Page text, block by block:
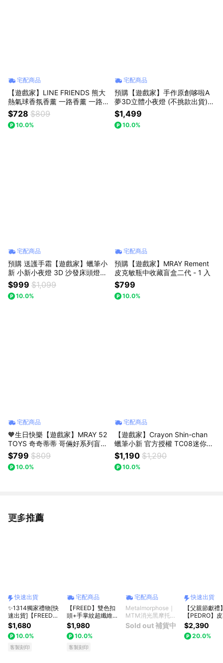
宅配商品
【遊戲家】LINE FRIENDS 熊大
熱氣球香氛香薰 一路香薰 一路
相伴香氛 UG
$728 $809
10.0%
宅配商品
預購【遊戲家】手作原創哆啦A
夢3D立體小夜燈 (不挑款出貨)
贈精美贈品G8
$1,499
10.0%
宅配商品
預購 送護手霜【遊戲家】蠟筆小
新 小新小夜燈 3D 沙發床頭燈
蠟筆小新床頭燈 (盲盒顏色隨機
出貨) 生日快樂
$999 $1,099
10.0%
宅配商品
預購【遊戲家】MRAY Rement
皮克敏瓶中收藏盲盒二代 - 1 入
$799
10.0%
宅配商品
🧡生日快樂【遊戲家】MRAY 52
TOYS 奇奇蒂蒂 哥倆好系列盲盒
送精美贈品G2
$799 $809
10.0%
宅配商品
【遊戲家】Crayon Shin-chan
蠟筆小新 官方授權 TC08迷你數
位相機-黃色/紅色/綠色
$1,190 $1,290
10.0%
更多推薦
看更多
快速出貨
✨1314獨家禮物[快
速出貨]【FREED】
商務休閒頭層牛皮皮
帶 多款可選 送禮自
選 客製化刻字 生日
禮物 送禮推薦 男生
禮物 現貨 巨蟹座 禮
$1,680
10.0%
客製刻印
宅配商品
【FREED】雙色扣
頭+手掌紋超纖維皮
帶-多款顏色可選 客
製化刻字 生日禮物
送禮推薦 男生禮物
禮物獨家 新品上市
送給男生 真皮皮帶
$1,980
10.0%
客製刻印
宅配商品
Metalmorphose｜
MTM消光黑摩托車
鑰匙圈
Sold out 補貨中
快速出貨
【父親節獻禮
【PEDRO】
面皮帶｜男生
物｜型男單品
出貨｜小CK
$2,390
20.0%